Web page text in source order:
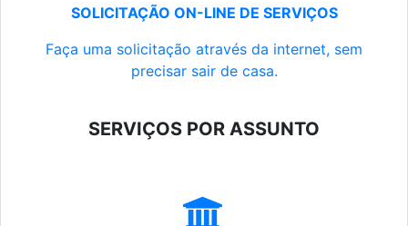
SOLICITAÇÃO ON-LINE DE SERVIÇOS
Faça uma solicitação através da internet, sem
precisar sair de casa.
SERVIÇOS POR ASSUNTO